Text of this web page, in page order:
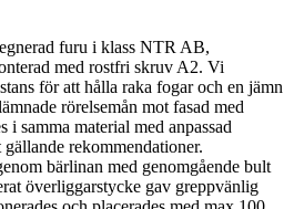
furu i klass NTR AB,
med rostfri skruv A2. Vi
för att hålla raka fogar och en jämn
rörelsemån mot fasad med
i samma material med anpassad
rekommendationer.
bärlinan med genomgående bult
överliggarstycke gav greppvänlig